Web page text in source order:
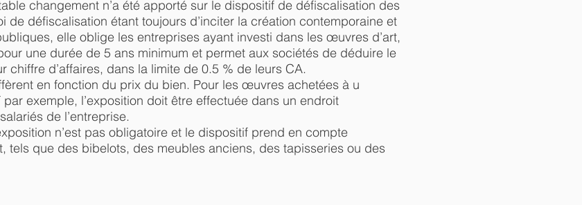
changement n’a été apporté sur le dispositif de défiscalisation des
de défiscalisation étant toujours d’inciter la création contemporaine et
elle oblige les entreprises ayant investi dans les œuvres d’art,
une durée de 5 ans minimum et permet aux sociétés de déduire le
chiffre d’affaires, dans la limite de 0.5 % de leurs CA.
en fonction du prix du bien. Pour les œuvres achetées à u
exemple, l’exposition doit être effectuée dans un endroit
de l’entreprise.
n’est pas obligatoire et le dispositif prend en compte
tels que des bibelots, des meubles anciens, des tapisseries ou des